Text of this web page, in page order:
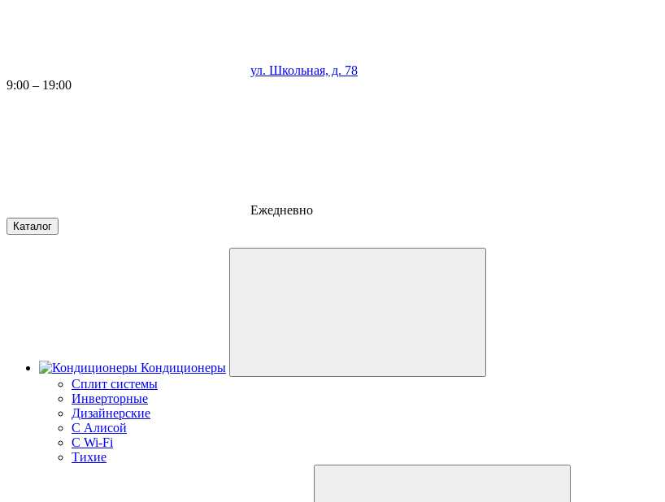
ул. Школьная, д. 78
9:00 – 19:00
Ежедневно
Каталог
Кондиционеры
Сплит системы
Инверторные
Дизайнерские
С Алисой
C Wi-Fi
Тихие